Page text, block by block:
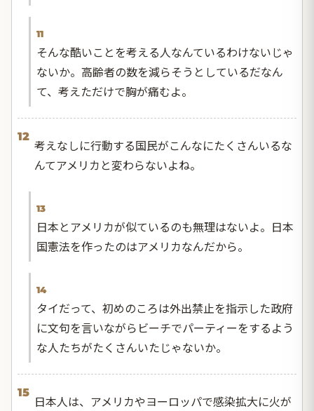
11
そんな酷いことを考える人なんているわけないじゃ
ないか。高齢者の数を減らそうとしているだなん
て、考えただけで胸が痛むよ。
12
考えなしに行動する国民がこんなにたくさんいるな
んてアメリカと変わらないよね。
13
日本とアメリカが似ているのも無理はないよ。日本
国憲法を作ったのはアメリカなんだから。
14
タイだって、初めのころは外出禁止を指示した政府
に文句を言いながらビーチでパーティーをするよう
な人たちがたくさんいたじゃないか。
15
日本人は、アメリカやヨーロッパで感染拡大に火が